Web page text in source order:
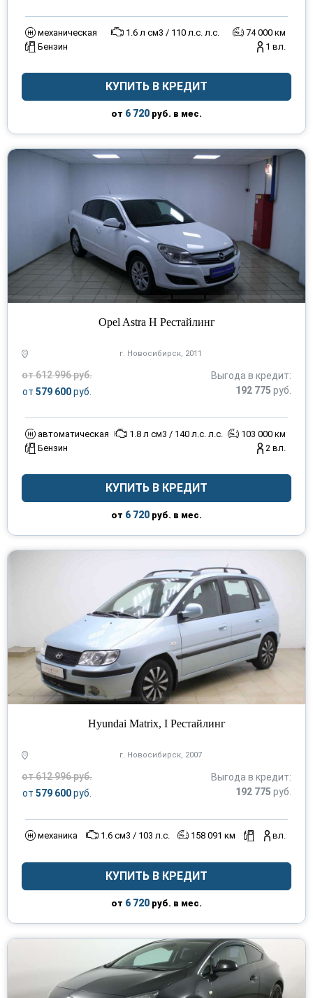
механическая 1.6 л см3 / 110 л.с. л.с.
74 000 км
Бензин
1 вл.
КУПИТЬ В КРЕДИТ
от 6 720 руб. в мес.
Opel Astra H Рестайлинг
г. Новосибирск, 2011
от 612 996 руб.
от 579 600руб.
Выгода в кредит:
192 775 руб.
автоматическая 1.8 л см3 / 140 л.с. л.с.
103 000 км
Бензин
2 вл.
КУПИТЬ В КРЕДИТ
от 6 720 руб. в мес.
Hyundai Matrix, I Рестайлинг
г. Новосибирск, 2007
от 612 996 руб.
от 579 600руб.
Выгода в кредит:
192 775 руб.
механика 1.6 см3 / 103 л.с. 158 091 км вл.
КУПИТЬ В КРЕДИТ
от 6 720 руб. в мес.